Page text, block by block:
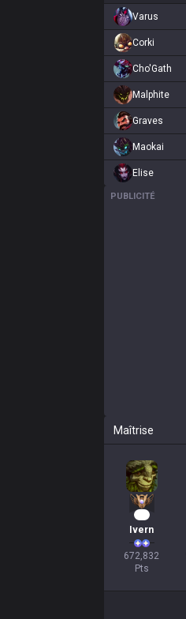
Varus
Corki
Cho'Gath
Malphite
Graves
Maokai
Elise
PUBLICITÉ
Maîtrise
Ivern
672,832
Pts